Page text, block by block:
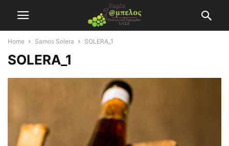
Home Samos Solera SOLERA_1
SOLERA_1